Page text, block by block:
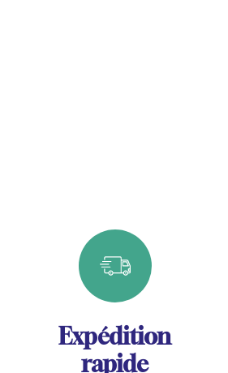
Expédition
rapide